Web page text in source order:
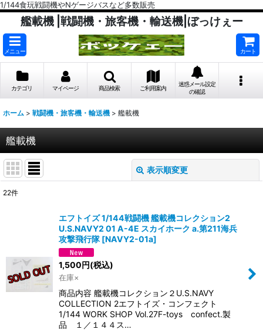
1/144食玩戦闘機やNゲージバスなど多数販売
艦載機 |戦闘機・旅客機・輸送機|ぼっけぇー
メニュー カート
カテゴリ マイページ 商品検索 ご利用案内
迷惑メール設定
の確認
ホーム > 戦闘機・旅客機・輸送機 > 艦載機
艦載機
表示順変更
並び順:
絞り込む
22件
エフトイズ 1/144戦闘機 艦載機コレクション2
U.S.NAVY2 01 A-4E スカイホーク a.第211海兵
攻撃飛行隊 [NAVY2-01a]
1,500円(税込)
在庫×
商品内容 艦載機コレクション２U.S.NAVY
COLLECTION 2エフトイズ・コンフェクト
1/144 WORK SHOP Vol.27F-toys confect.製
品 １／１４４ス…